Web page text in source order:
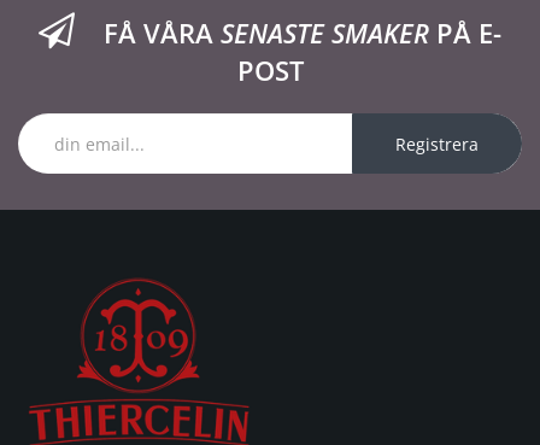
FÅ VÅRA SENASTE SMAKER PÅ E-
POST
Registrera